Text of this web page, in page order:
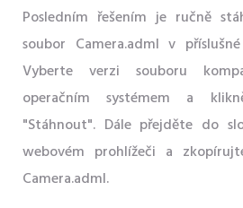
Posledním řešením je ručně
soubor Camera.adml v
Vyberte verzi souboru
operačním systémem a
"Stáhnout". Dále přejděte do
webovém prohlížeči a
Camera.adml.